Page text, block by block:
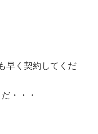
早く契約してくだ
・・・